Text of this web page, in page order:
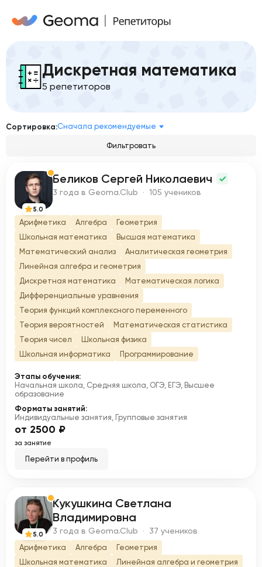
Дискретная математика
5 репетиторов
Сортировка:Сначала рекомендуемые
Фильтровать
Б
5.0
Беликов Сергей Николаевич
3 года в Geoma.Club · 105 учеников
Арифметика Алгебра
Геометрия
Школьная математика
Высшая математика
Математический анализ
Аналитическая геометрия
Линейная алгебра и геометрия
Дискретная математика
Математическая логика
Дифференциальные уравнения
Теория функций комплексного переменного
Теория вероятностей
Математическая статистика
Теория чисел
Школьная физика
Школьная информатика
Программирование
Этапы обучения:
Начальная школа, Средняя школа, ОГЭ, ЕГЭ, Высшее
образование
Форматы занятий:
Индивидуальные занятия, Групповые занятия
от 2500 ₽
за занятие
Перейти в профиль
К
5.0
Кукушкина Светлана
Владимировна
3 года в Geoma.Club · 37 учеников
Арифметика Алгебра
Геометрия
Школьная математика
Линейная алгебра и геометрия